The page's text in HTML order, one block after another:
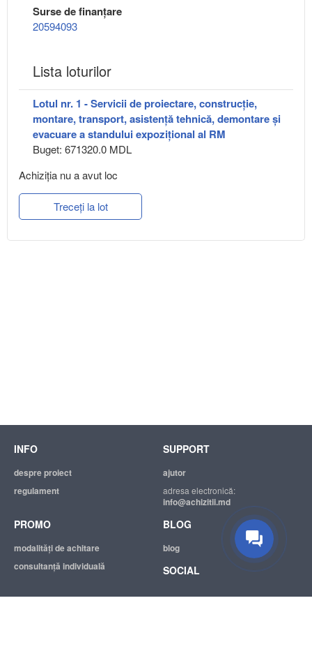
Surse de finanțare
20594093
Lista loturilor
Lotul nr. 1 - Servicii de proiectare, construcție,
montare, transport, asistență tehnică, demontare și
evacuare a standului expozițional al RM
Buget: 671320.0 MDL
Achiziţia nu a avut loc
Treceți la lot
INFO
despre proiect
regulament
SUPPORT
ajutor
adresa electronică:
info@achizitii.md
PROMO
modalităţi de achitare
consultanță individuală
BLOG
blog
SOCIAL